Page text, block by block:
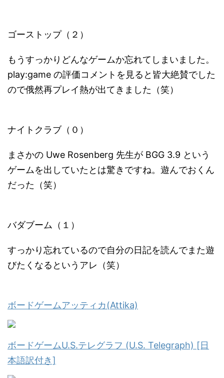
ゴーストップ（２）
もうすっかりどんなゲームか忘れてしまいました。
play:game の評価コメントを見ると皆大絶賛でした
ので俄然再プレイ熱が出てきました（笑）
ナイトクラブ（０）
まさかの Uwe Rosenberg 先生が BGG 3.9 という
ゲームを出していたとは驚きですね。遊んでおくん
だった（笑）
バダブーム（１）
すっかり忘れているので自分の日記を読んでまた遊
びたくなるというアレ（笑）
ボードゲームアッティカ(Attika)
ボードゲームU.S.テレグラフ (U.S. Telegraph) [日
本語訳付き]